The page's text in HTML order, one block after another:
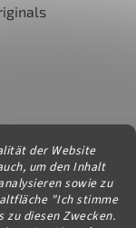
der Website
um den Inhalt
sowie zu
"Ich stimme
zu diesen Zwecken.